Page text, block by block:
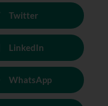
Twitter
LinkedIn
WhatsApp